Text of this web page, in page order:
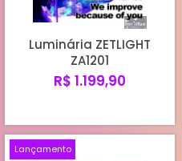
Luminária ZETLIGHT
ZA1201
R$ 1.199,90
Lançamento